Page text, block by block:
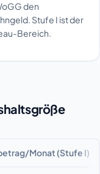
den
Stufe I ist der
Bereich.
Monat (Stufe I)